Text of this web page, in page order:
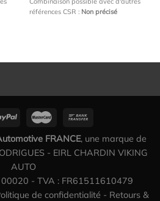
références CSR : Non précisé
FRANCE, une marque de
- EIRL CHARDIN VIKING
AUTO
- TVA : FR61511610479
de confidentialité - Retours &